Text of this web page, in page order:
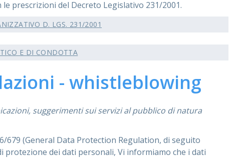
prescrizioni del Decreto Legislativo 231/2001.
D. LGS. 231/2001
E DI CONDOTTA
- whistleblowing
suggerimenti sui servizi al pubblico di natura
679 (General Data Protection Regulation, di seguito
protezione dei dati personali, Vi informiamo che i dati